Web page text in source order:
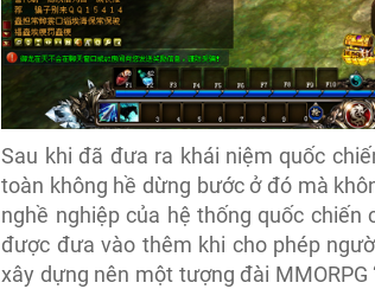
Sau khi đã đưa ra khái niệm quốc
toàn không hề dừng bước ở đó mà
nghề nghiệp của hệ thống quốc
được đưa vào thêm khi cho phép
xây dựng nên một tượng đài